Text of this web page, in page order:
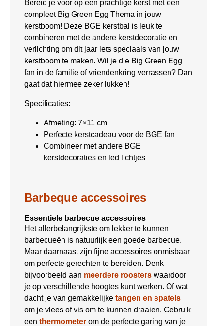
Bereid je voor op een prachtige kerst met een
compleet Big Green Egg Thema in jouw
kerstboom! Deze BGE kerstbal is leuk te
combineren met de andere kerstdecoratie en
verlichting om dit jaar iets speciaals van jouw
kerstboom te maken. Wil je die Big Green Egg
fan in de familie of vriendenkring verrassen? Dan
gaat dat hiermee zeker lukken!
Specificaties:
Afmeting: 7×11 cm
Perfecte kerstcadeau voor de BGE fan
Combineer met andere BGE
kerstdecoraties en led lichtjes
Barbeque accessoires
Essentiele barbecue accessoires
Het allerbelangrijkste om lekker te kunnen
barbecueën is natuurlijk een goede barbecue.
Maar daarnaast zijn fijne accessoires onmisbaar
om perfecte gerechten te bereiden. Denk
bijvoorbeeld aan meerdere roosters waardoor
je op verschillende hoogtes kunt werken. Of wat
dacht je van gemakkelijke tangen en spatels
om je vlees of vis om te kunnen draaien. Gebruik
een thermometer om de perfecte garing van je